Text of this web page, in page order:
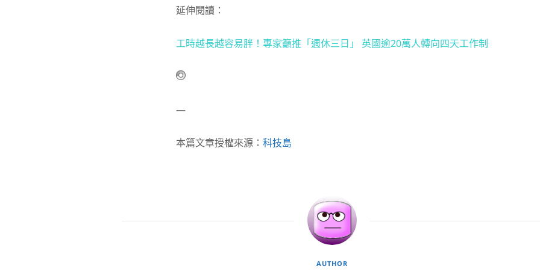
延伸閱讀：
工時越長越容易胖！專家籲推「週休三日」 英國逾20萬人轉向四天工作制
—
本篇文章授權來源： 科技島
AUTHOR